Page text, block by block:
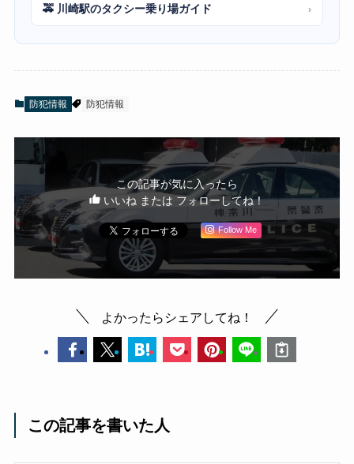
🚕 川崎駅のタクシー乗り場ガイド ›
防犯情報 防犯情報
この記事が気に入ったら
いいね または フォローしてね！
Follow Me
よかったらシェアしてね！
この記事を書いた人